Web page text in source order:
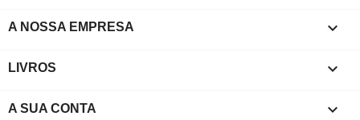
A NOSSA EMPRESA 
LIVROS 
A SUA CONTA 